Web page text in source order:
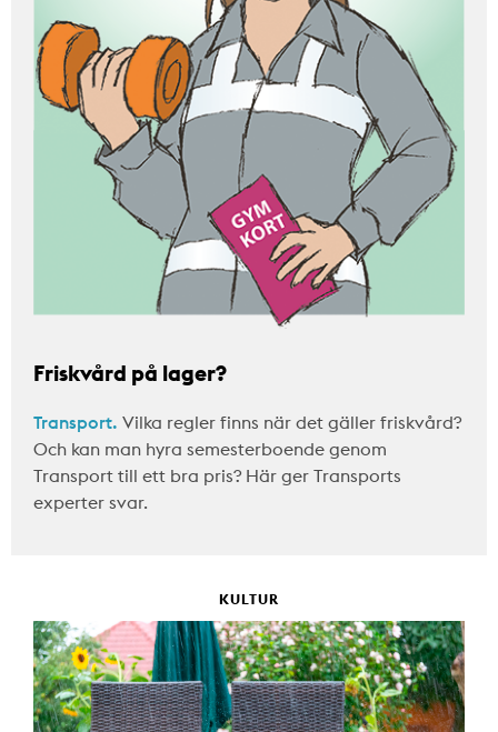
Friskvård på lager?
Transport. Vilka regler finns när det gäller friskvård?
Och kan man hyra semesterboende genom
Transport till ett bra pris? Här ger Transports
experter svar.
KULTUR